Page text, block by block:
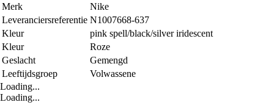
Merk
Nike
Leveranciersreferentie N1007668-637
Kleur
pink spell/black/silver iridescent
Kleur
Roze
Geslacht
Gemengd
Leeftijdsgroep
Volwassene
Loading...
Loading...